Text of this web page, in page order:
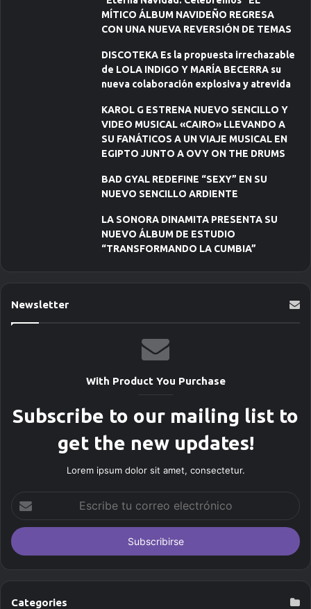
MÍTICO ÁLBUM NAVIDEÑO REGRESA
CON UNA NUEVA REVERSIÓN DE TEMAS
DISCOTEKA Es la propuesta irrechazable
de LOLA INDIGO Y MARÍA BECERRA su
nueva colaboración explosiva y atrevida
KAROL G ESTRENA NUEVO SENCILLO Y
VIDEO MUSICAL «CAIRO» LLEVANDO A
SU FANÁTICOS A UN VIAJE MUSICAL EN
EGIPTO JUNTO A OVY ON THE DRUMS
BAD GYAL REDEFINE “SEXY” EN SU
NUEVO SENCILLO ARDIENTE
LA SONORA DINAMITA PRESENTA SU
NUEVO ÁLBUM DE ESTUDIO
“TRANSFORMANDO LA CUMBIA”
Newsletter
With Product You Purchase
Subscribe to our mailing list to
get the new updates!
Lorem ipsum dolor sit amet, consectetur.
r
tCategories